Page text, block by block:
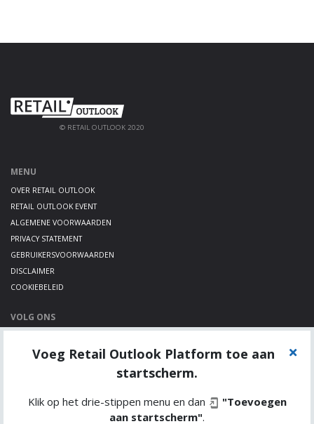
© RETAIL OUTLOOK 2020
MENU
OVER RETAIL OUTLOOK
RETAIL OUTLOOK EVENT
ALGEMENE VOORWAARDEN
PRIVACY STATEMENT
GEBRUIKERSVOORWAARDEN
DISCLAIMER
COOKIEBELEID
VOLG ONS
TWITTER
Voeg Retail Outlook Platform toe aan
startscherm.
Klik op het drie-stippen menu en dan
"Toevoegen
aan startscherm".